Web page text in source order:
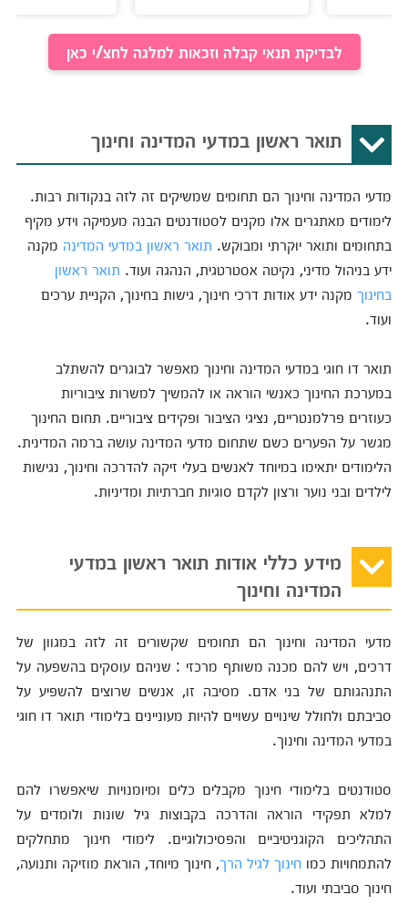
לבדיקת תנאי קבלה וזכאות למלגה לחצ/י כאן
תואר ראשון במדעי המדינה וחינוך
מדעי המדינה וחינוך הם תחומים שמשיקים זה לזה בנקודות רבות.
לימודים מאתגרים אלו מקנים לסטודנטים הבנה מעמיקה וידע מקיף
בתחומים ותואר יוקרתי ומבוקש. תואר ראשון במדעי המדינה מקנה
ידע בניהול מדיני, נקיטה אסטרטגית, הנהגה ועוד. תואר ראשון
בחינוךמקנה ידע אודות דרכי חינוך, גישות בחינוך, הקניית ערכים
ועוד.
תואר דו חוגי במדעי המדינה וחינוך מאפשר לבוגרים להשתלב
במערכת החינוך כאנשי הוראה או להמשיך למשרות ציבוריות
כעוזרים פרלמנטריים, נציגי הציבור ופקידים ציבוריים. תחום החינוך
מגשר על הפערים כשם שתחום מדעי המדינה עושה ברמה המדינית.
הלימודים יתאימו במיוחד לאנשים בעלי זיקה להדרכה וחינוך, נגישות
לילדים ובני נוער ורצון לקדם סוגיות חברתיות ומדיניות.
מידע כללי אודות תואר ראשון במדעי
המדינה וחינוך
מדעי המדינה וחינוך הם תחומים שקשורים זה לזה במגוון של
דרכים, ויש להם מכנה משותף מרכזי : שניהם עוסקים בהשפעה על
התנהגותם של בני אדם. מסיבה זו, אנשים שרוצים להשפיע על
סביבתם ולחולל שינויים עשויים להיות מעוניינים בלימודי תואר דו חוגי
במדעי המדינה וחינוך.
סטודנטים בלימודי חינוך מקבלים כלים ומיומנויות שיאפשרו להם
למלא תפקידי הוראה והדרכה בקבוצות גיל שונות ולומדים על
התהליכים הקוגניטיביים והפסיכולוגיים. לימודי חינוך מתחלקים
להתמחויות כמו חינוך לגיל הרך, חינוך מיוחד, הוראת מוזיקה ותנועה,
חינוך סביבתי ועוד.